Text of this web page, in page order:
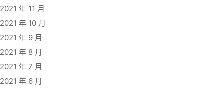
2021 年 11 月
2021 年 10 月
2021 年 9 月
2021 年 8 月
2021 年 7 月
2021 年 6 月